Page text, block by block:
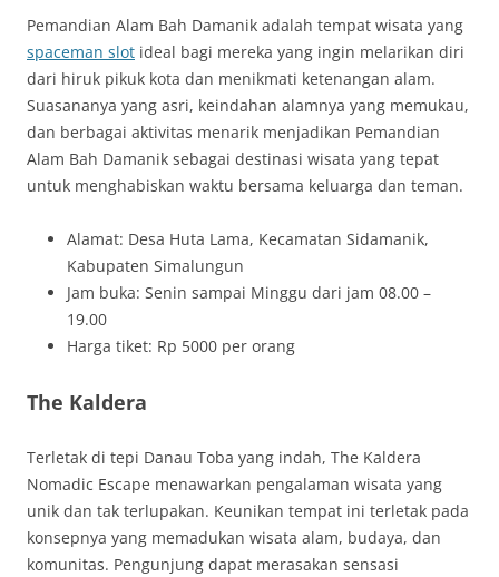
Pemandian Alam Bah Damanik adalah tempat wisata yang
spaceman slot ideal bagi mereka yang ingin melarikan diri
dari hiruk pikuk kota dan menikmati ketenangan alam.
Suasananya yang asri, keindahan alamnya yang memukau,
dan berbagai aktivitas menarik menjadikan Pemandian
Alam Bah Damanik sebagai destinasi wisata yang tepat
untuk menghabiskan waktu bersama keluarga dan teman.
Alamat: Desa Huta Lama, Kecamatan Sidamanik,
Kabupaten Simalungun
Jam buka: Senin sampai Minggu dari jam 08.00 –
19.00
Harga tiket: Rp 5000 per orang
The Kaldera
Terletak di tepi Danau Toba yang indah, The Kaldera
Nomadic Escape menawarkan pengalaman wisata yang
unik dan tak terlupakan. Keunikan tempat ini terletak pada
konsepnya yang memadukan wisata alam, budaya, dan
komunitas. Pengunjung dapat merasakan sensasi